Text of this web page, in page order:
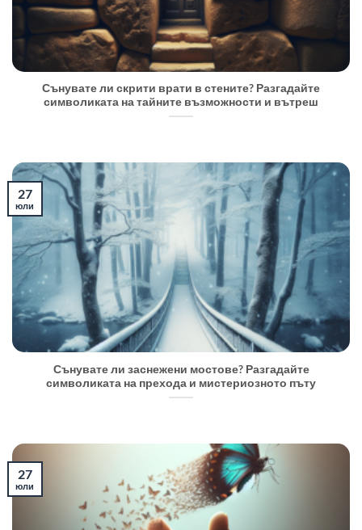
Сънувате ли скрити врати в стените? Разгадайте
символиката на тайните възможности и вътреш
Сънувате ли заснежени мостове? Разгадайте
символиката на прехода и мистериозното пъту
27
юли
27
юли